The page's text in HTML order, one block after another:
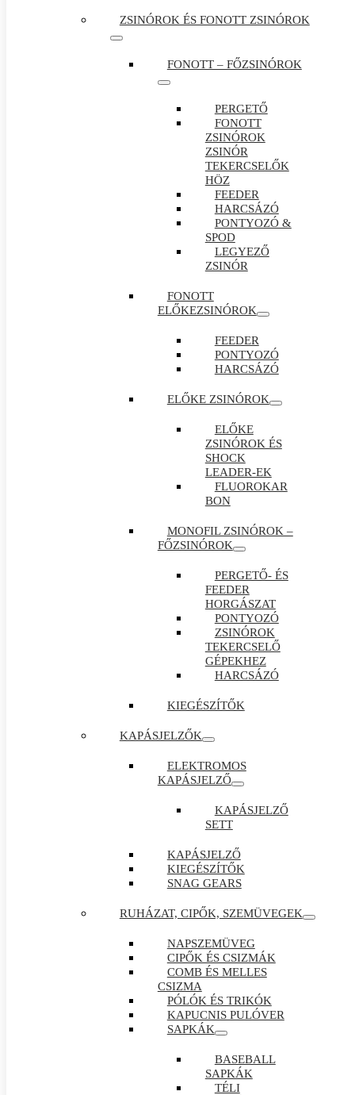
ZSINÓROK ÉS FONOTT ZSINÓROK
FONOTT – FŐZSINÓROK
PERGETŐ
FONOTT
ZSINÓROK
ZSINÓR
TEKERCSELŐK
HÖZ
FEEDER
HARCSÁZÓ
PONTYOZÓ &
SPOD
LEGYEZŐ
ZSINÓR
FONOTT
ELŐKEZSINÓROK
FEEDER
PONTYOZÓ
HARCSÁZÓ
ELŐKE ZSINÓROK
ELŐKE
ZSINÓROK ÉS
SHOCK
LEADER-EK
FLUOROKAR
BON
MONOFIL ZSINÓROK –
FŐZSINÓROK
PERGETŐ- ÉS
FEEDER
HORGÁSZAT
PONTYOZÓ
ZSINÓROK
TEKERCSELŐ
GÉPEKHEZ
HARCSÁZÓ
KIEGÉSZÍTŐK
KAPÁSJELZŐK
ELEKTROMOS
KAPÁSJELZŐ
KAPÁSJELZŐ
SETT
KAPÁSJELZŐ
KIEGÉSZÍTŐK
SNAG GEARS
RUHÁZAT, CIPŐK, SZEMÜVEGEK
NAPSZEMÜVEG
CIPŐK ÉS CSIZMÁK
COMB ÉS MELLES
CSIZMA
PÓLÓK ÉS TRIKÓK
KAPUCNIS PULÓVER
SAPKÁK
BASEBALL
SAPKÁK
TÉLI